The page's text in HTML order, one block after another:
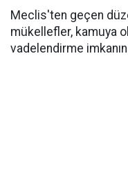
Meclis'ten geçen
mükellefler, kamuya
vadelendirme